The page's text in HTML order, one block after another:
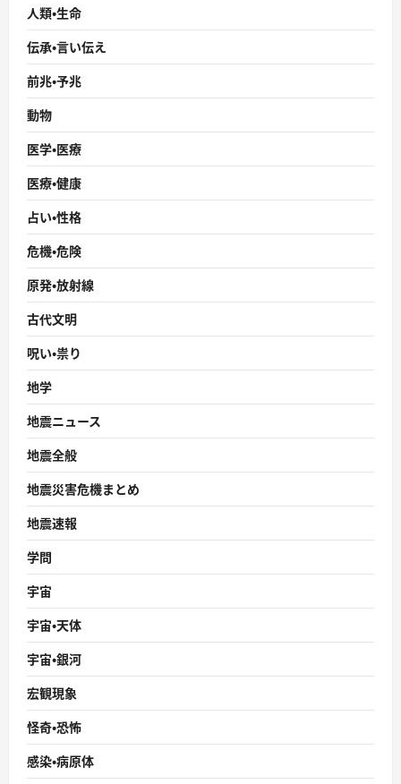
人類・生命
伝承・言い伝え
前兆・予兆
動物
医学・医療
医療・健康
占い・性格
危機・危険
原発・放射線
古代文明
呪い・祟り
地学
地震ニュース
地震全般
地震災害危機まとめ
地震速報
学問
宇宙
宇宙・天体
宇宙・銀河
宏観現象
怪奇・恐怖
感染・病原体